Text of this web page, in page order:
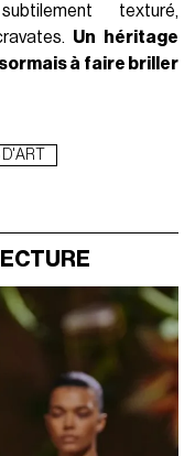
texturé,
Un héritage
à faire briller